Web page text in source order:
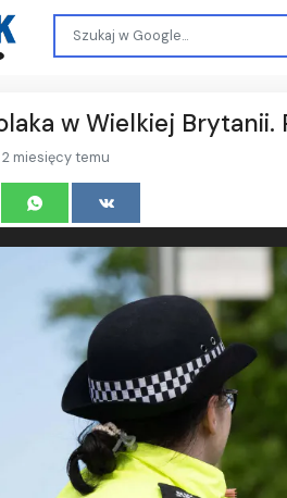
w Wielkiej
2 miesięcy temu